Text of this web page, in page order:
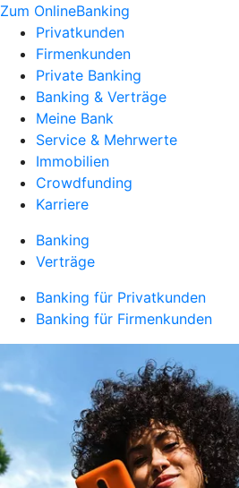
Zum OnlineBanking
Privatkunden
Firmenkunden
Private Banking
Banking & Verträge
Meine Bank
Service & Mehrwerte
Immobilien
Crowdfunding
Karriere
Banking
Verträge
Banking für Privatkunden
Banking für Firmenkunden